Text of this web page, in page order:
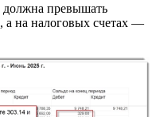
должна превышать
на налоговых счетах —